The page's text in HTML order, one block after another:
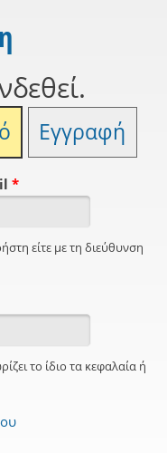
Εγγραφή
*
είτε με τη διεύθυνση
το ίδιο τα κεφαλαία ή